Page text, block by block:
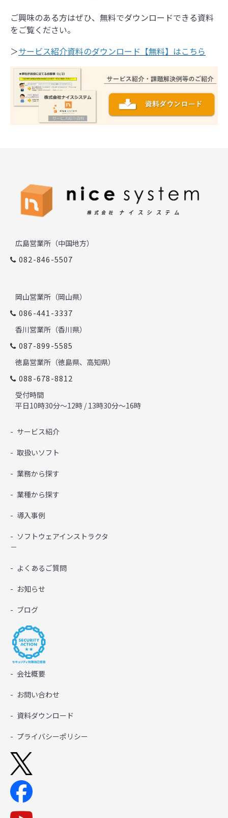
ご興味のある方はぜひ、無料でダウンロードできる資料
をご覧ください。
＞サービス紹介資料のダウンロード【無料】はこちら
広島営業所（中国地方）
082-846-5507
岡山営業所（岡山県）
086-441-3337
香川営業所（香川県）
087-899-5585
徳島営業所（徳島県、高知県）
088-678-8812
受付時間
平日10時30分～12時 / 13時30分～16時
サービス紹介
取扱いソフト
業務から探す
業種から探す
導入事例
ソフトウェアインストラクタ
－
よくあるご質問
お知らせ
ブログ
会社概要
お問い合わせ
資料ダウンロード
プライバシーポリシー